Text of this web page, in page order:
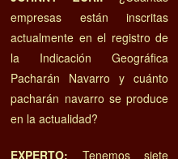
empresas están inscritas
actualmente en el registro de
la Indicación Geográfica
Pacharán Navarro y cuánto
pacharán navarro se produce
en la actualidad?
EXPERTO: Tenemos siete